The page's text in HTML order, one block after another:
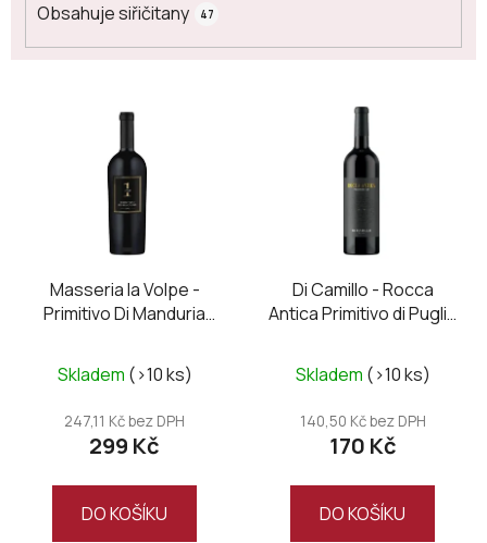
Obsahuje siřičitany 47
Masseria la Volpe -
Primitivo Di Manduria
hodnocení
produktu
je
z
Skladem (>10 ks)
247,11 Kč bez DPH
299 Kč
DO KOŠÍKU
Di Camillo - Rocca
Antica Primitivo di Puglia
hodnocení
produktu
je
z
Skladem (>10 ks)
140,50 Kč bez DPH
170 Kč
DO KOŠÍKU